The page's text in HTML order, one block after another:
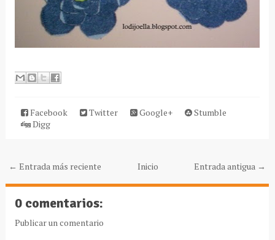
Facebook Twitter Google+
Stumble
Digg
← Entrada más reciente Entrada antigua →
Inicio
0 comentarios:
Publicar un comentario